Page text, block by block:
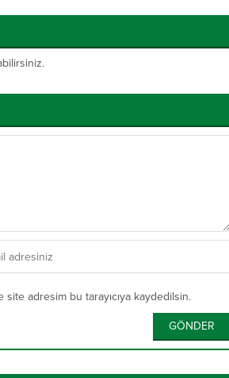
site adresim bu tarayıcıya kaydedilsin.